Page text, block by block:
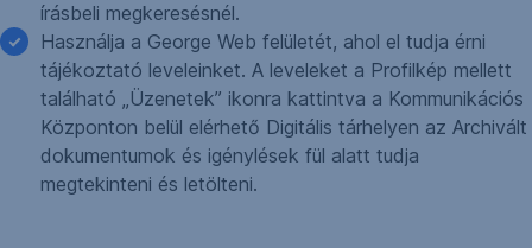
írásbeli megkeresésnél.
Használja a George Web felületét, ahol el tudja érni
tájékoztató leveleinket. A leveleket a Profilkép mellett
található „Üzenetek” ikonra kattintva a Kommunikációs
Központon belül elérhető Digitális tárhelyen az Archivált
dokumentumok és igénylések fül alatt tudja
megtekinteni és letölteni.